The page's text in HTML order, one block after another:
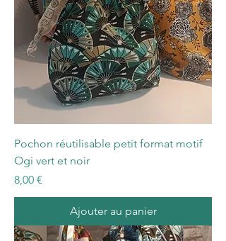
Pochon réutilisable petit format motif
Ogi vert et noir
Prix
8,00 €
Ajouter au panier